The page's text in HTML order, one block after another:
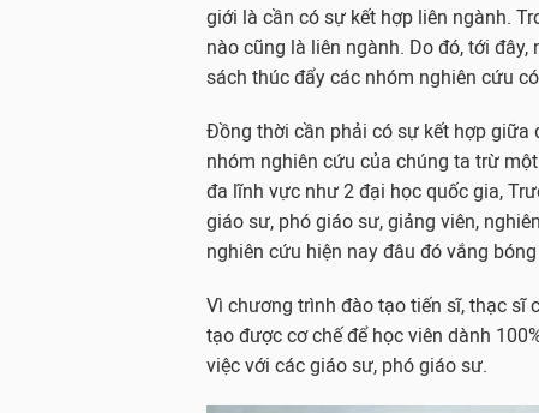
giới là cần có sự kết hợp liên ngành.
nào cũng là liên ngành. Do đó, tới
sách thúc đẩy các nhóm nghiên cứu
Đồng thời cần phải có sự kết hợp giữa
nhóm nghiên cứu của chúng ta trừ
đa lĩnh vực như 2 đại học quốc gia,
giáo sư, phó giáo sư, giảng viên,
nghiên cứu hiện nay đâu đó vắng
Vì chương trình đào tạo tiến sĩ, thạc sĩ
tạo được cơ chế để học viên dành
việc với các giáo sư, phó giáo sư.